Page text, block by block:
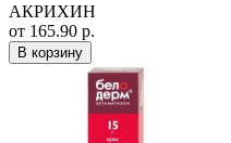
АКРИХИН
от 165.90 р.
В корзину